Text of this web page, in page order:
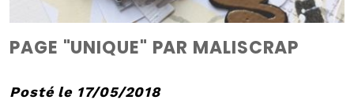
PAGE "UNIQUE" PAR MALISCRAP
Posté le 17/05/2018